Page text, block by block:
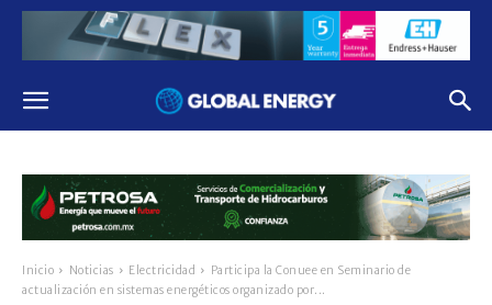
Inicio Noticias Electricidad
Participa la Conuee en Seminario de
actualización en sistemas energéticos organizado por...